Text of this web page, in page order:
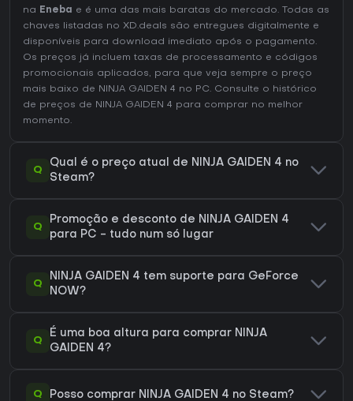
na Eneba
e é uma das mais baratas do mercado. Todas as
chaves listadas no XD.deals são entregues digitalmente e
disponíveis para download imediato após o pagamento.
Os preços já incluem taxas de processamento e códigos
promocionais aplicados, para que veja sempre o preço
mais baixo de NINJA GAIDEN 4 no PC. Consulte o histórico
de preços de NINJA GAIDEN 4 para comprar no melhor
momento.
Q
Qual é o preço atual de NINJA GAIDEN 4 no
Steam?
Q
Promoção e desconto de NINJA GAIDEN 4
para PC - tudo num só lugar
Q
NINJA GAIDEN 4 tem suporte para GeForce
NOW?
Q
É uma boa altura para comprar NINJA
GAIDEN 4?
Q Posso comprar NINJA GAIDEN 4 no Steam?